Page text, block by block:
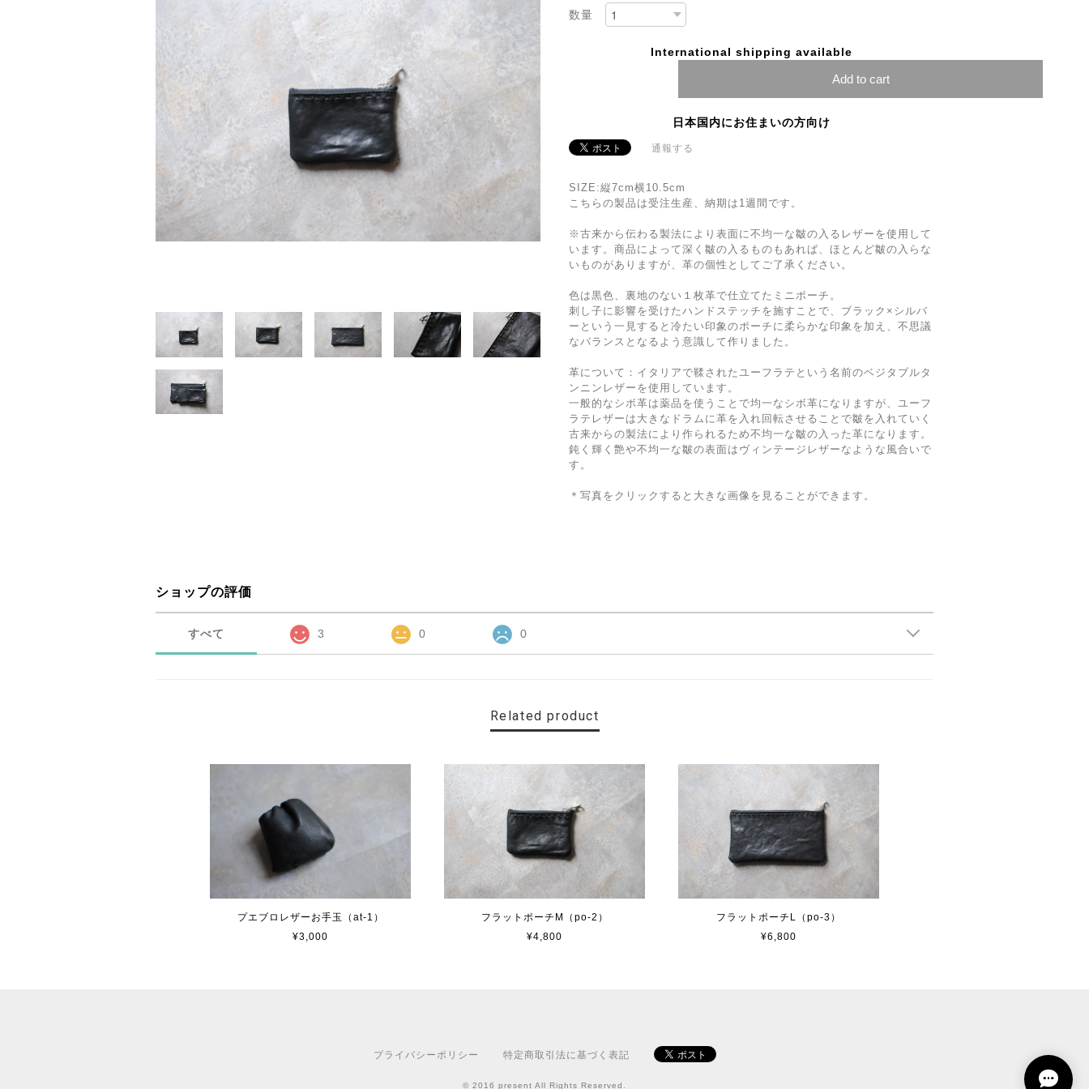
数量
International shipping available
Add to cart
日本国内にお住まいの方向け
通報する
SIZE:縦7cm横10.5cm
こちらの製品は受注生産、納期は1週間です。
※古来から伝わる製法により表面に不均一な皺の入るレザーを使用して
います。商品によって深く皺の入るものもあれば、ほとんど皺の入らな
いものがありますが、革の個性としてご了承ください。
色は黒色、裏地のない１枚革で仕立てたミニポーチ。
刺し子に影響を受けたハンドステッチを施すことで、ブラック×シルバ
ーという一見すると冷たい印象のポーチに柔らかな印象を加え、不思議
なバランスとなるよう意識して作りました。
革について：イタリアで鞣されたユーフラテという名前のベジタブルタ
ンニンレザーを使用しています。
一般的なシボ革は薬品を使うことで均一なシボ革になりますが、ユーフ
ラテレザーは大きなドラムに革を入れ回転させることで皺を入れていく
古来からの製法により作られるため不均一な皺の入った革になります。
鈍く輝く艶や不均一な皺の表面はヴィンテージレザーなような風合いで
す。
＊写真をクリックすると大きな画像を見ることができます。
ショップの評価
すべて 3 0 0
Related product
プエブロレザーお手玉（at-1）
¥3,000
フラットポーチM（po-2）
¥4,800
フラットポーチL（po-3）
¥6,800
プライバシーポリシー 特定商取引法に基づく表記
© 2016 present All Rights Reserved.